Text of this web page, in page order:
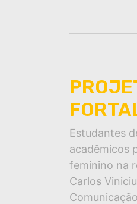
Estudantes
acadêmicos
feminino na
Carlos